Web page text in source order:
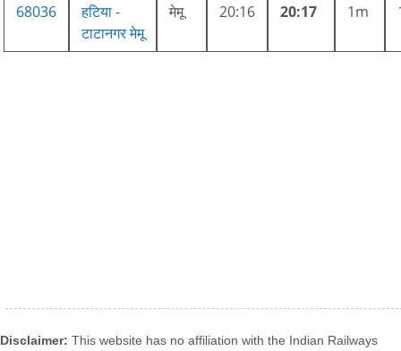
68036
हटिया -
टाटानगर मेमू
मेमू 20:16 20:17 1m
Disclaimer: This website has no affiliation with the Indian Railways